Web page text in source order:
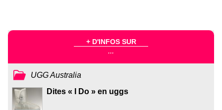
+ D'INFOS SUR
...
UGG Australia
Dites « I Do » en uggs